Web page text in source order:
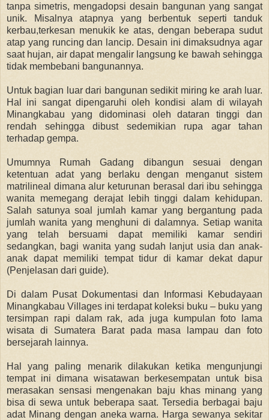
tanpa simetris, mengadopsi desain bangunan yang sangat
unik. Misalnya atapnya yang berbentuk seperti tanduk
kerbau,terkesan menukik ke atas, dengan beberapa sudut
atap yang runcing dan lancip. Desain ini dimaksudnya agar
saat hujan, air dapat mengalir langsung ke bawah sehingga
tidak membebani bangunannya.
Untuk bagian luar dari bangunan sedikit miring ke arah luar.
Hal ini sangat dipengaruhi oleh kondisi alam di wilayah
Minangkabau yang didominasi oleh dataran tinggi dan
rendah sehingga dibust sedemikian rupa agar tahan
terhadap gempa.
Umumnya Rumah Gadang dibangun sesuai dengan
ketentuan adat yang berlaku dengan menganut sistem
matrilineal dimana alur keturunan berasal dari ibu sehingga
wanita memegang derajat lebih tinggi dalam kehidupan.
Salah satunya soal jumlah kamar yang bergantung pada
jumlah wanita yang menghuni di dalamnya. Setiap wanita
yang telah bersuami dapat memiliki kamar sendiri
sedangkan, bagi wanita yang sudah lanjut usia dan anak-
anak dapat memiliki tempat tidur di kamar dekat dapur
(Penjelasan dari guide).
Di dalam Pusat Dokumentasi dan Informasi Kebudayaan
Minangkabau Villages ini terdapat koleksi buku – buku yang
tersimpan rapi dalam rak, ada juga kumpulan foto lama
wisata di Sumatera Barat pada masa lampau dan foto
bersejarah lainnya.
Hal yang paling menarik dilakukan ketika mengunjungi
tempat ini dimana wisatawan berkesempatan untuk bisa
merasakan sensasi mengenakan baju khas minang yang
bisa di sewa untuk beberapa saat. Tersedia berbagai baju
adat Minang dengan aneka warna. Harga sewanya sekitar